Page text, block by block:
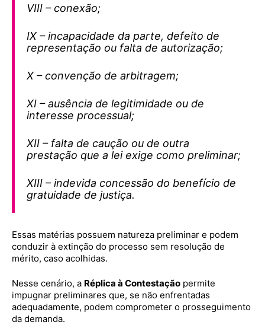
VIII – conexão;
IX – incapacidade da parte, defeito de
representação ou falta de autorização;
X – convenção de arbitragem;
XI – ausência de legitimidade ou de
interesse processual;
XII – falta de caução ou de outra
prestação que a lei exige como preliminar;
XIII – indevida concessão do benefício de
gratuidade de justiça.
Essas matérias possuem natureza preliminar e podem
conduzir à extinção do processo sem resolução de
mérito, caso acolhidas.
Nesse cenário, a Réplica à Contestação permite
impugnar preliminares que, se não enfrentadas
adequadamente, podem comprometer o prosseguimento
da demanda.